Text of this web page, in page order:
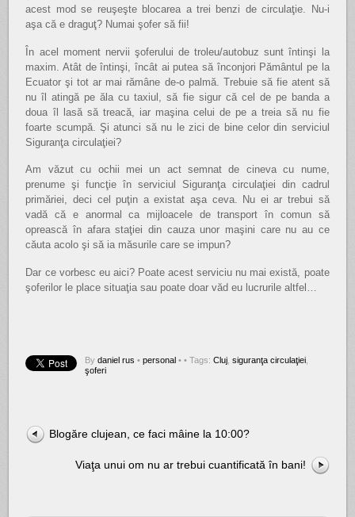
acest mod se reuşeşte blocarea a trei benzi de circulaţie. Nu-i
aşa că e draguţ? Numai şofer să fii!
În acel moment nervii şoferului de troleu/autobuz sunt întinşi la
maxim. Atât de întinşi, încât ai putea să înconjori Pământul pe la
Ecuator şi tot ar mai rămâne de-o palmă. Trebuie să fie atent să
nu îl atingă pe ăla cu taxiul, să fie sigur că cel de pe banda a
doua îl lasă să treacă, iar maşina celui de pe a treia să nu fie
foarte scumpă. Şi atunci să nu le zici de bine celor din serviciul
Siguranţa circulaţiei?
Am văzut cu ochii mei un act semnat de cineva cu nume,
prenume şi funcţie în serviciul Siguranţa circulaţiei din cadrul
primăriei, deci cel puţin a existat aşa ceva. Nu ei ar trebui să
vadă că e anormal ca mijloacele de transport în comun să
oprească în afara staţiei din cauza unor maşini care nu au ce
căuta acolo şi să ia măsurile care se impun?
Dar ce vorbesc eu aici? Poate acest serviciu nu mai există, poate
şoferilor le place situaţia sau poate doar văd eu lucrurile altfel…
Bydaniel rus • personal • • Tags:Cluj ,siguranţa circulaţiei
şoferi
Blogăre clujean, ce faci mâine la 10:00?
Viaţa unui om nu ar trebui cuantificată în bani!